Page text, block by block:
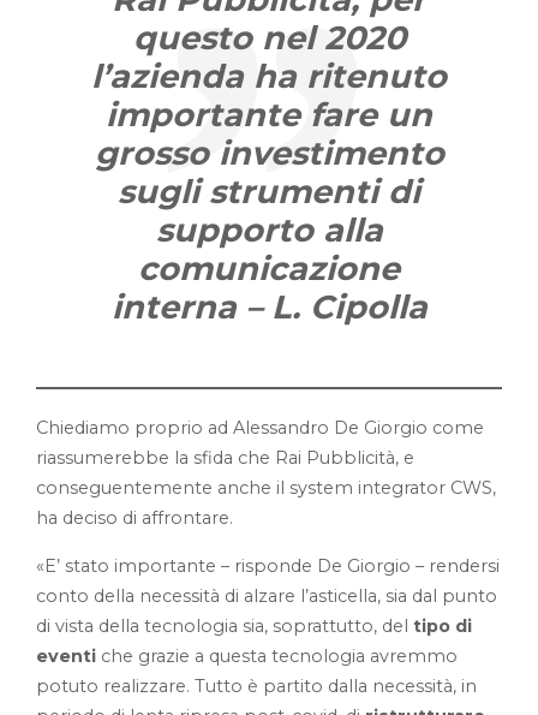
questo nel 2020
l’azienda ha ritenuto
importante fare un
grosso investimento
sugli strumenti di
supporto alla
comunicazione
interna – L. Cipolla
Chiediamo proprio ad Alessandro De Giorgio come
riassumerebbe la sfida che Rai Pubblicità, e
conseguentemente anche il system integrator CWS,
ha deciso di affrontare.
«E’ stato importante – risponde De Giorgio – rendersi
conto della necessità di alzare l’asticella, sia dal punto
di vista della tecnologia sia, soprattutto, del tipo di
eventi che grazie a questa tecnologia avremmo
potuto realizzare. Tutto è partito dalla necessità, in